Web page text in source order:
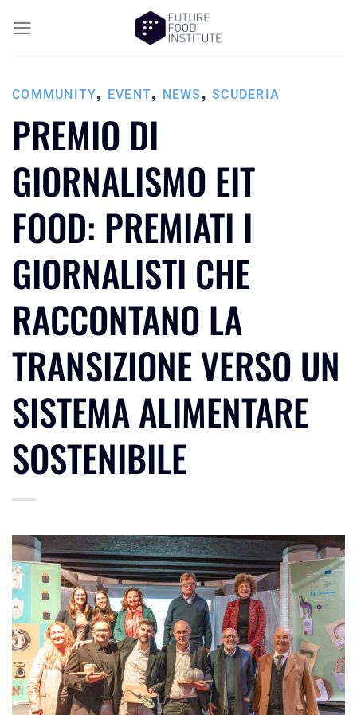
COMMUNITY, EVENT, NEWS , SCUDERIA
PREMIO DI
GIORNALISMO EIT
FOOD: PREMIATI I
GIORNALISTI CHE
RACCONTANO LA
TRANSIZIONE VERSO UN
SISTEMA ALIMENTARE
SOSTENIBILE